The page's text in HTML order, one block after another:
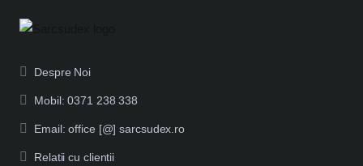
Despre Noi
Mobil: 0371 238 338
Email: office [@] sarcsudex.ro
Relatii cu clientii